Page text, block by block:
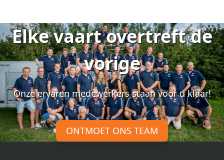
Elke vaart overtreft de
vorige
Onze ervaren medewerkers staan voor u klaar!
ONTMOET ONS TEAM